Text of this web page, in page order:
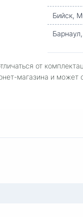
Бийск,
от
магазина и может